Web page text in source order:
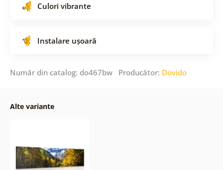
Culori vibrante
Instalare ușoară
Număr din catalog: do467bw Producător: Dovido
Alte variante